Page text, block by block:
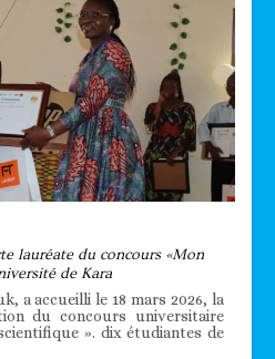
lauréate du concours «Mon
de Kara
a accueilli le 18 mars 2026, la
du concours universitaire
». dix étudiantes de